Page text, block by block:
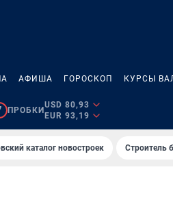
АФИША ГОРОСКОП КУРСЫ
ПРОБКИ
USD 80,93
EUR 93,19
каталог новостроек Строитель